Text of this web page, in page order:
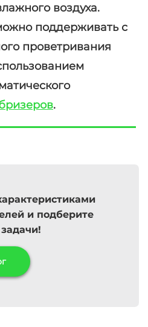
воздуха.
поддерживать с
проветривания
.
и подберите